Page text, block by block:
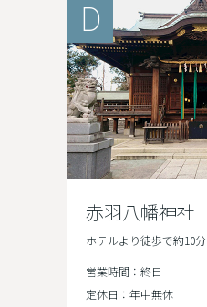
D
赤羽八幡神社
ホテルより徒歩で約10分
営業時間：終日
定休日：年中無休